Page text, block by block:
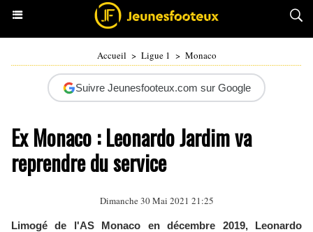
Accueil > Ligue 1 > Monaco
Suivre Jeunesfooteux.com sur Google
Ex Monaco : Leonardo Jardim va
reprendre du service
Dimanche 30 Mai 2021 21:25
Limogé de l'AS Monaco en décembre 2019, Leonardo